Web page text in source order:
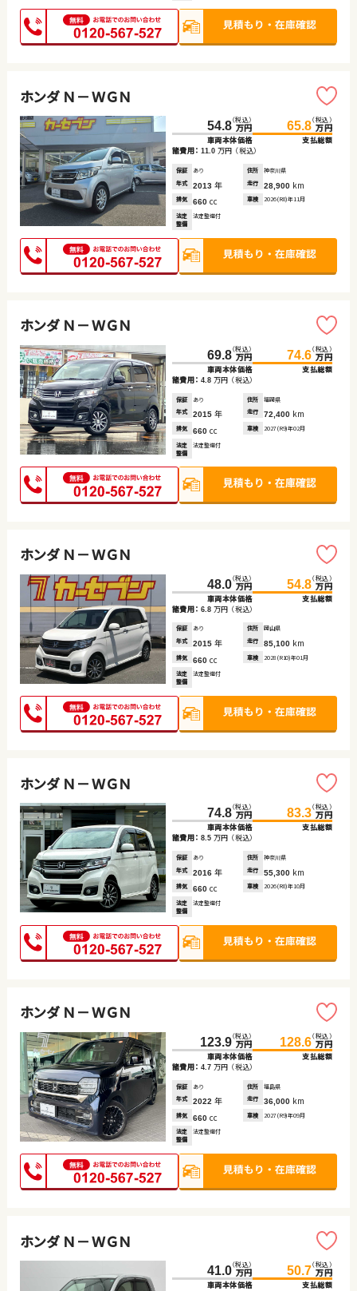
ホンダ Ｎ－ＷＧＮ
54.8（税込）
万円
車両本体価格
65.8（税込）
万円
支払総額
諸費用： 11.0 万円 （税込）
保証 あり 住所
神奈川県
年式
2013 年 走行 28,900 km
排気 660 cc 車検 2026(R8)年11月
法定
整備
法定整備付
ホンダ Ｎ－ＷＧＮ
69.8（税込）
万円
車両本体価格
74.6（税込）
万円
支払総額
諸費用： 4.8 万円 （税込）
保証 あり 住所
福岡県
年式
2015 年 走行 72,400 km
排気 660 cc 車検 2027(R9)年02月
法定
整備
法定整備付
ホンダ Ｎ－ＷＧＮ
48.0（税込）
万円
車両本体価格
54.8（税込）
万円
支払総額
諸費用： 6.8 万円 （税込）
保証 あり 住所
岡山県
年式
2015 年 走行 85,100 km
排気 660 cc 車検 2028(R10)年01月
法定
整備
法定整備付
ホンダ Ｎ－ＷＧＮ
74.8（税込）
万円
車両本体価格
83.3（税込）
万円
支払総額
諸費用： 8.5 万円 （税込）
保証 あり 住所
神奈川県
年式
2016 年 走行 55,300 km
排気 660 cc 車検 2026(R8)年10月
法定
整備
法定整備付
ホンダ Ｎ－ＷＧＮ
123.9（税込）
万円
車両本体価格
128.6（税込）
万円
支払総額
諸費用： 4.7 万円 （税込）
保証 あり 住所
福島県
年式
2022 年 走行 36,000 km
排気 660 cc 車検 2027(R9)年09月
法定
整備
法定整備付
ホンダ Ｎ－ＷＧＮ
41.0（税込）
万円
車両本体価格
50.7（税込）
万円
支払総額